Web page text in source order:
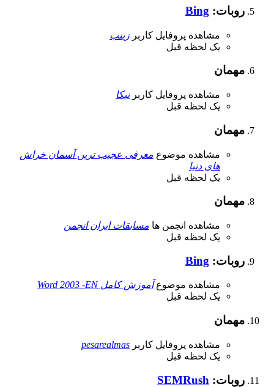
روبات: Bing
مشاهده پروفایل کاربر زینب
یک لحظه قبل
مهمان
مشاهده پروفایل کاربرنیکا
یک لحظه قبل
مهمان
مشاهده موضوع معرفی عجیب ترین آسمان خراش
های دنیا
یک لحظه قبل
مهمان
مشاهده انجمن ها مسابقات ایران انجمن
یک لحظه قبل
روبات: Bing
مشاهده موضوعآموزش کامل Word 2003 -EN
یک لحظه قبل
مهمان
مشاهده پروفایل کاربر pesarealmas
یک لحظه قبل
روبات: SEMRush